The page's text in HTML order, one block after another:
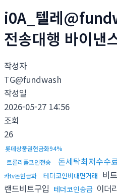
i0A_텔레
전송대행 바이낸
작성자
TG@fundwash
작성일
2026-05-27 14:56
조회
26
롯데상품권현금화94%
트론리플코인전송
돈세탁최저수수
카tv돈현금화
테더코인비대면거래 비
랜드비트구입 테더코인송금 이더